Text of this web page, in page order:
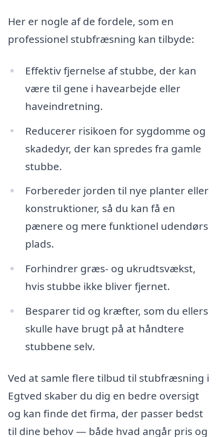
Her er nogle af de fordele, som en
professionel stubfræsning kan tilbyde:
Effektiv fjernelse af stubbe, der kan
være til gene i havearbejde eller
haveindretning.
Reducerer risikoen for sygdomme og
skadedyr, der kan spredes fra gamle
stubbe.
Forbereder jorden til nye planter eller
konstruktioner, så du kan få en
pænere og mere funktionel udendørs
plads.
Forhindrer græs- og ukrudtsvækst,
hvis stubbe ikke bliver fjernet.
Besparer tid og kræfter, som du ellers
skulle have brugt på at håndtere
stubbene selv.
Ved at samle flere tilbud til stubfræsning i
Egtved skaber du dig en bedre oversigt
og kan finde det firma, der passer bedst
til dine behov — både hvad angår pris og